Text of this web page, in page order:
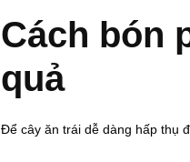
Cách bón
quả
Để cây ăn trái dễ dàng hấp thụ